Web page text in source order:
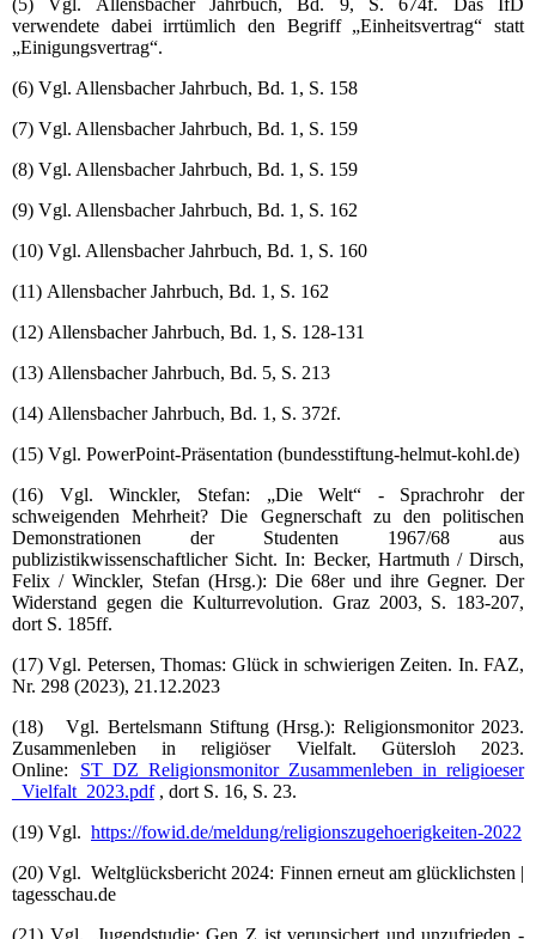
(5) Vgl. Allensbacher Jahrbuch, Bd. 9, S. 674f. Das IfD
verwendete dabei irrtümlich den Begriff „Einheitsvertrag“ statt
„Einigungsvertrag“.
(6) Vgl. Allensbacher Jahrbuch, Bd. 1, S. 158
(7) Vgl. Allensbacher Jahrbuch, Bd. 1, S. 159
(8) Vgl. Allensbacher Jahrbuch, Bd. 1, S. 159
(9) Vgl. Allensbacher Jahrbuch, Bd. 1, S. 162
(10) Vgl. Allensbacher Jahrbuch, Bd. 1, S. 160
(11) Allensbacher Jahrbuch, Bd. 1, S. 162
(12) Allensbacher Jahrbuch, Bd. 1, S. 128-131
(13) Allensbacher Jahrbuch, Bd. 5, S. 213
(14) Allensbacher Jahrbuch, Bd. 1, S. 372f.
(15) Vgl. PowerPoint-Präsentation (bundesstiftung-helmut-kohl.de)
(16) Vgl. Winckler, Stefan: „Die Welt“ - Sprachrohr der
schweigenden Mehrheit? Die Gegnerschaft zu den politischen
Demonstrationen der Studenten 1967/68 aus
publizistikwissenschaftlicher Sicht. In: Becker, Hartmuth / Dirsch,
Felix / Winckler, Stefan (Hrsg.): Die 68er und ihre Gegner. Der
Widerstand gegen die Kulturrevolution. Graz 2003, S. 183-207,
dort S. 185ff.
(17) Vgl. Petersen, Thomas: Glück in schwierigen Zeiten. In. FAZ,
Nr. 298 (2023), 21.12.2023
(18) Vgl. Bertelsmann Stiftung (Hrsg.): Religionsmonitor 2023.
Zusammenleben in religiöser Vielfalt. Gütersloh 2023.
Online: ST_DZ_Religionsmonitor_Zusammenleben_in_religioeser
_Vielfalt_2023.pdf, dort S. 16, S. 23.
(19) Vgl. https://fowid.de/meldung/religionszugehoerigkeiten-2022
(20) Vgl. Weltglücksbericht 2024: Finnen erneut am glücklichsten |
tagesschau.de
(21) Vgl. Jugendstudie: Gen Z ist verunsichert und unzufrieden -